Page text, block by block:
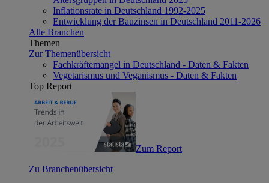
Inflationsrate in Deutschland 1992-2025
Entwicklung der Bauzinsen in Deutschland 2011-2026
Alle Branchen
Themen
Zur Themenübersicht
Fachkräftemangel in Deutschland - Daten & Fakten
Vegetarismus und Veganismus - Daten & Fakten
Top Report
Zum Report
Zu Branchenübersicht